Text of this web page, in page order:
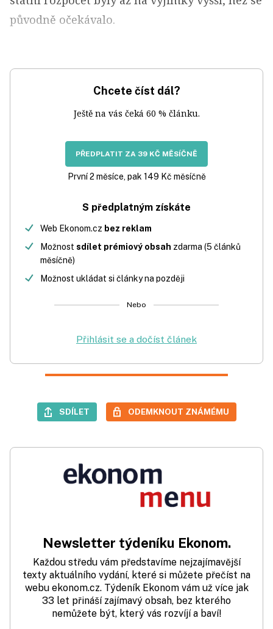
původně očekávalo.
Chcete číst dál?
Ještě na vás čeká 60 % článku.
PŘEDPLATIT ZA 39 KČ MĚSÍČNĚ
První 2 měsíce, pak 149 Kč měsíčně
S předplatným získáte
Web Ekonom.cz bez reklam
Možnost sdílet prémiový obsah zdarma (5 článků
měsíčně)
Možnost ukládat si články na později
Nebo
Přihlásit se a dočíst článek
SDÍLET ODEMKNOUT ZNÁMÉMU
Newsletter týdeníku Ekonom.
Každou středu vám představíme nejzajímavější
texty aktuálního vydání, které si můžete přečíst na
webu ekonom.cz. Týdeník Ekonom vám už více jak
33 let přináší zajímavý obsah, bez kterého
nemůžete být, který vás rozvíjí a baví!